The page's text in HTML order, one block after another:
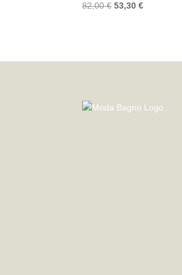
82,00€ 53,30€